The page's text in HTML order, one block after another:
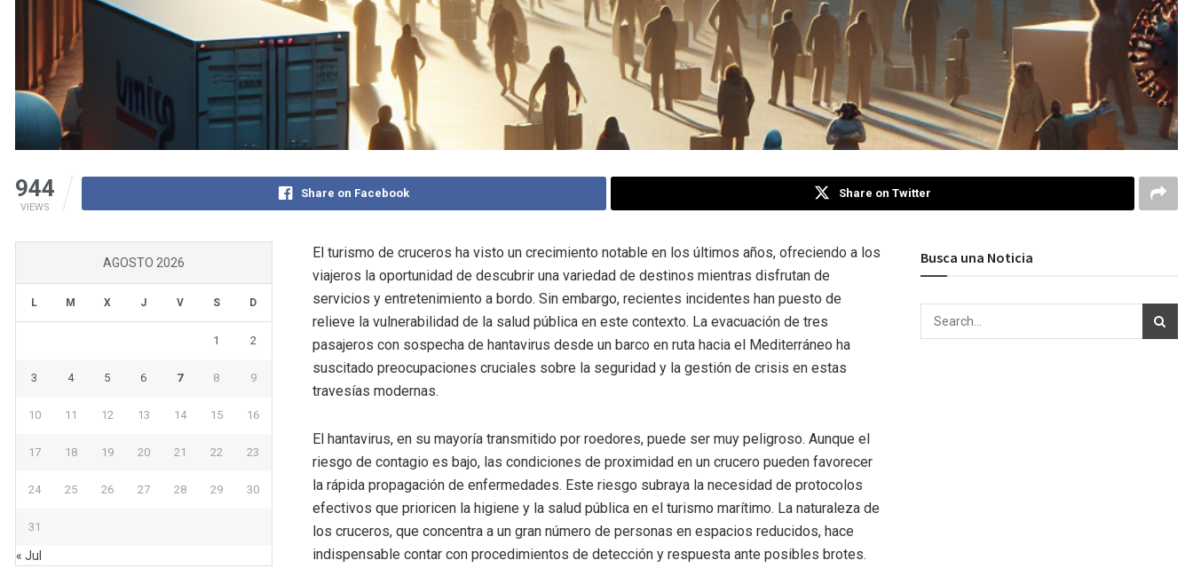
944
VIEWS
Share on Facebook Share on Twitter
El turismo de cruceros ha visto un crecimiento notable en los últimos años, ofreciendo a los
viajeros la oportunidad de descubrir una variedad de destinos mientras disfrutan de
servicios y entretenimiento a bordo. Sin embargo, recientes incidentes han puesto de
relieve la vulnerabilidad de la salud pública en este contexto. La evacuación de tres
pasajeros con sospecha de hantavirus desde un barco en ruta hacia el Mediterráneo ha
suscitado preocupaciones cruciales sobre la seguridad y la gestión de crisis en estas
travesías modernas.
El hantavirus, en su mayoría transmitido por roedores, puede ser muy peligroso. Aunque el
riesgo de contagio es bajo, las condiciones de proximidad en un crucero pueden favorecer
la rápida propagación de enfermedades. Este riesgo subraya la necesidad de protocolos
efectivos que prioricen la higiene y la salud pública en el turismo marítimo. La naturaleza de
los cruceros, que concentra a un gran número de personas en espacios reducidos, hace
indispensable contar con procedimientos de detección y respuesta ante posibles brotes.
AGOSTO 2026
L M X J V S D
1 2
3 4 5 6 7 8 9
10 11 12 13 14 15 16
17 18 19 20 21 22 23
24 25 26 27 28 29 30
31
« Jul
Busca una Noticia